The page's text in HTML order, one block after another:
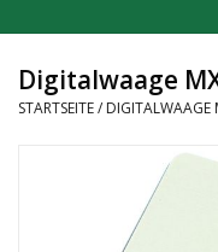
Messtechnik
Headshop
CBD und Hanfextrakte
Digitalwaage
STARTSEITE/